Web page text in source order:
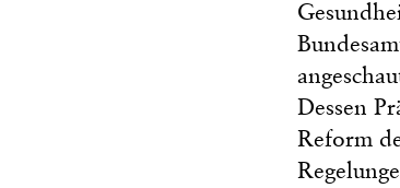
Dessen
Reform